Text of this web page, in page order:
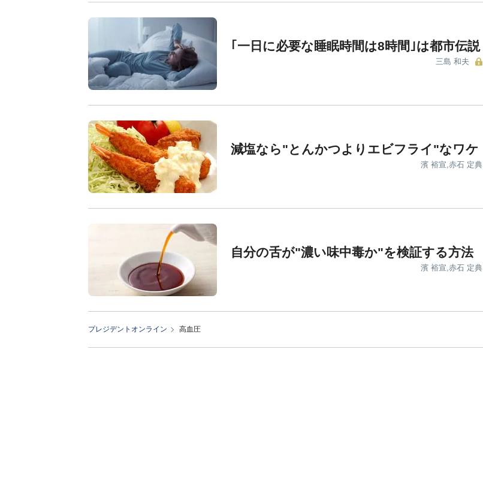
｢一日に必要な睡眠時間は8時間｣は都市伝説
三島 和夫
減塩なら"とんかつよりエビフライ"なワケ
濱 裕宣,赤石 定典
自分の舌が"濃い味中毒か"を検証する方法
濱 裕宣,赤石 定典
プレジデントオンライン 高血圧